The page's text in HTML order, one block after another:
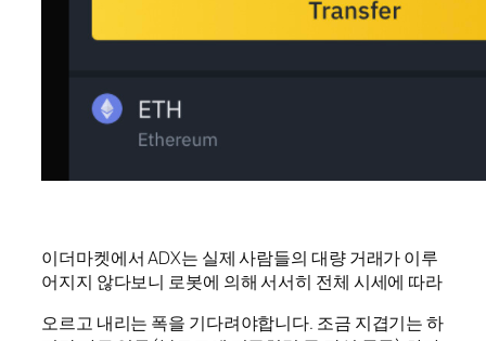
이더마켓에서 ADX는 실제 사람들의 대량 거래가 이루
어지지 않다보니 로봇에 의해 서서히 전체 시세에 따라
오르고 내리는 폭을 기다려야합니다. 조금 지겹기는 하